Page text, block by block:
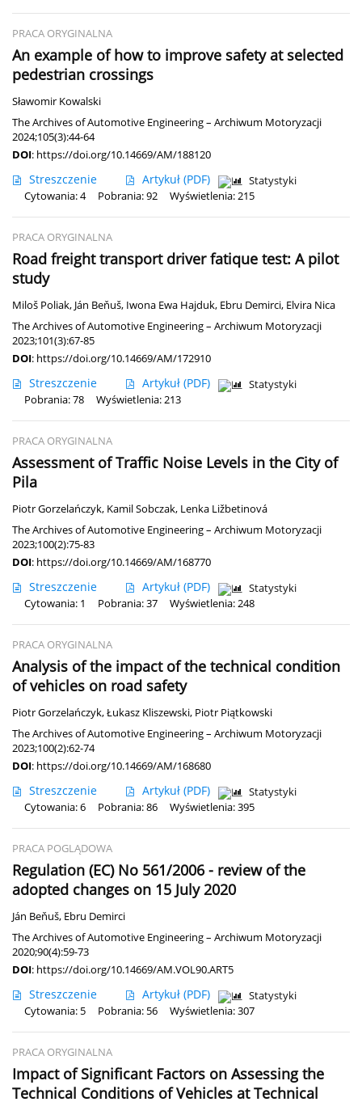
PRACA ORYGINALNA
An example of how to improve safety at selected
pedestrian crossings
Sławomir Kowalski
The Archives of Automotive Engineering – Archiwum Motoryzacji
2024;105(3):44-64
DOI: https://doi.org/10.14669/AM/188120
Streszczenie Artykuł (PDF)
Statystyki
Cytowania: 4
Pobrania: 92 Wyświetlenia: 215
PRACA ORYGINALNA
Road freight transport driver fatique test: A pilot
study
Miloš Poliak, Ján Beňuš, Iwona Ewa Hajduk, Ebru Demirci, Elvira Nica
The Archives of Automotive Engineering – Archiwum Motoryzacji
2023;101(3):67-85
DOI: https://doi.org/10.14669/AM/172910
Streszczenie Artykuł (PDF)
Statystyki
Pobrania: 78
Wyświetlenia: 213
PRACA ORYGINALNA
Assessment of Traffic Noise Levels in the City of
Pila
Piotr Gorzelańczyk, Kamil Sobczak, Lenka Ližbetinová
The Archives of Automotive Engineering – Archiwum Motoryzacji
2023;100(2):75-83
DOI: https://doi.org/10.14669/AM/168770
Streszczenie Artykuł (PDF)
Statystyki
Cytowania: 1
Pobrania: 37 Wyświetlenia: 248
PRACA ORYGINALNA
Analysis of the impact of the technical condition
of vehicles on road safety
Piotr Gorzelańczyk,Łukasz Kliszewski, Piotr Piątkowski
The Archives of Automotive Engineering – Archiwum Motoryzacji
2023;100(2):62-74
DOI: https://doi.org/10.14669/AM/168680
Streszczenie Artykuł (PDF)
Statystyki
Cytowania: 6
Pobrania: 86 Wyświetlenia: 395
PRACA POGLĄDOWA
Regulation (EC) No 561/2006 - review of the
adopted changes on 15 July 2020
Ján Beňuš, Ebru Demirci
The Archives of Automotive Engineering – Archiwum Motoryzacji
2020;90(4):59-73
DOI: https://doi.org/10.14669/AM.VOL90.ART5
Streszczenie Artykuł (PDF)
Statystyki
Cytowania: 5
Pobrania: 56 Wyświetlenia: 307
PRACA ORYGINALNA
Impact of Significant Factors on Assessing the
Technical Conditions of Vehicles at Technical